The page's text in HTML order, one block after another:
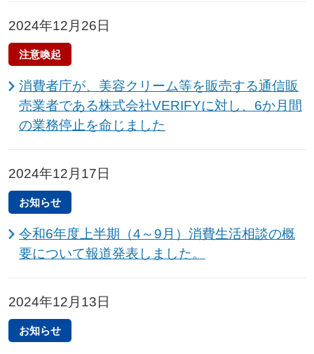
2024年12月26日
注意喚起
消費者庁が、美容クリーム等を販売する通信販
売業者である株式会社VERIFYに対し、6か月間
の業務停止を命じました
2024年12月17日
お知らせ
令和6年度上半期（4～9月）消費生活相談の概
要について報道発表しました。
2024年12月13日
お知らせ